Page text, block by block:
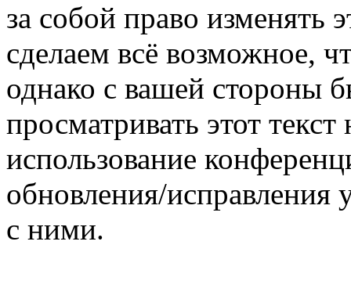
за собой право изменять
сделаем всё возможное,
однако с вашей стороны
просматривать этот
использование
обновления/исправления
с ними.